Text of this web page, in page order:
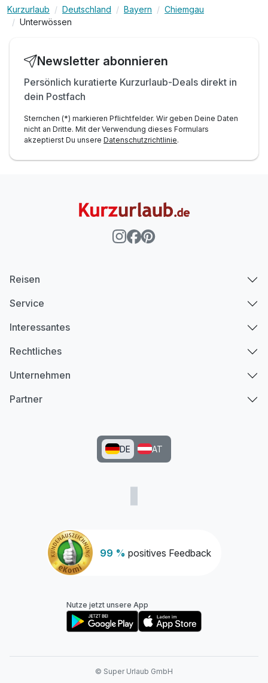
1x Weihnachtsgeschenk
1x Musikabend in den Stuben
1x Fackelwanderung mit Glühweingaudi
Christkindl Schießen mit Böllerschützen
Kurzurlaub Deutschland Bayern
Chiemgau
Unterwössen
Newsletter abonnieren
Persönlich kuratierte Kurzurlaub-Deals direkt in
dein Postfach
Sternchen (*) markieren Pflichtfelder. Wir geben Deine Daten
nicht an Dritte. Mit der Verwendung dieses Formulars
akzeptierst Du unsere Datenschutzrichtlinie.
99 % positives Feedback
Reisen
Service
Interessantes
Rechtliches
Unternehmen
Partner
DE AT
Nutze jetzt unsere App
© Super Urlaub GmbH